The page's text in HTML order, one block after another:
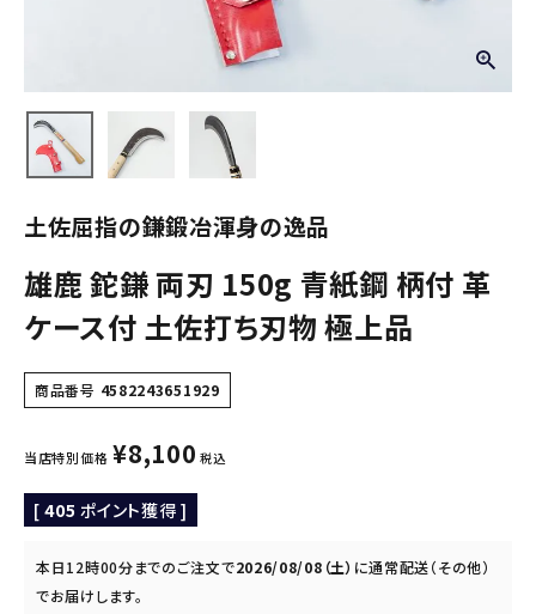
土佐屈指の鎌鍛冶渾身の逸品
雄鹿 鉈鎌 両刃 150g 青紙鋼 柄付 革
ケース付 土佐打ち刃物 極上品
商品番号 4582243651929
当店特別価格 ¥8,100 税込
[ 405 ポイント獲得 ]
本日12時00分までのご注文で2026/08/08（土） に通常配送（その他）
でお届けします。